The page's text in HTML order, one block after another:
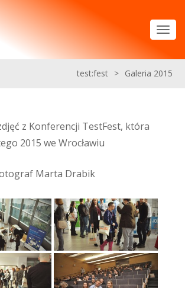
test:fest > Galeria 2015
z Konferencji TestFest, która
2015 we Wrocławiu
Marta Drabik